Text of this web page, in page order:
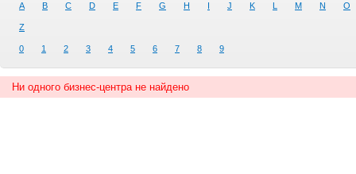
A B C D E F G H I J K L M N O
Z
0 1 2 3 4 5 6 7 8 9
Ни одного бизнес-центра не найдено